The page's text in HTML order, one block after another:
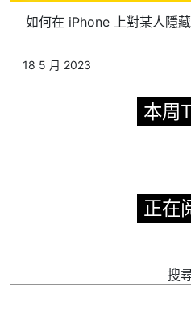
如何在 iPhone 上對某人隱
18 5 月 2023
本周
正在
搜